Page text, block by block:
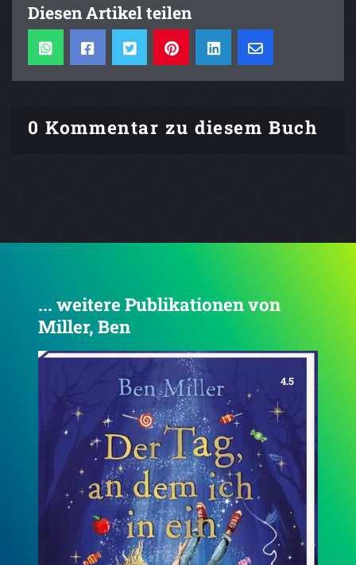
Diesen Artikel teilen
0 Kommentar zu diesem Buch
... weitere Publikationen von
Miller, Ben
4.6